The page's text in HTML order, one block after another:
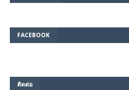
FACEBOOK
ติดต่อ